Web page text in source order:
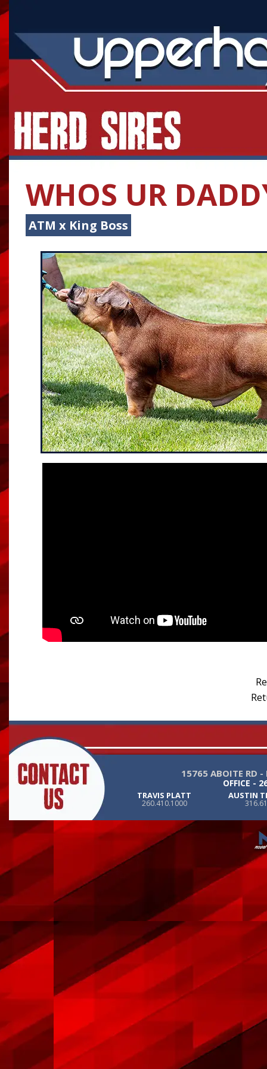
WHOS UR
ATM x King Boss
15765 ABOITE RD
OFFICE -
TRAVIS PLATT
260.410.1000
AUSTIN